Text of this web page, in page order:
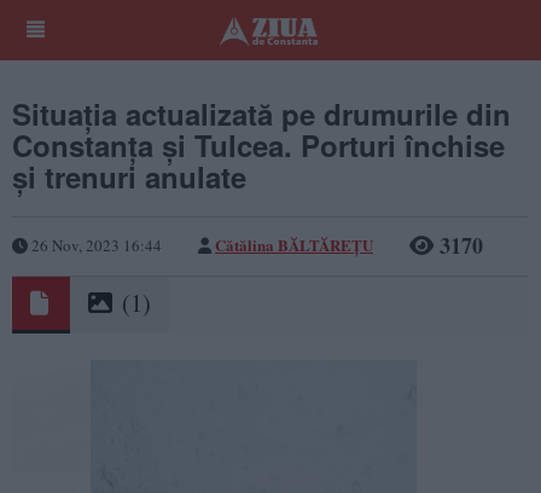
Situația actualizată pe drumurile din
Constanța și Tulcea. Porturi închise
și trenuri anulate
26 Nov, 2023 16:44 Cătălina BĂLTĂREȚU 3170
(1)